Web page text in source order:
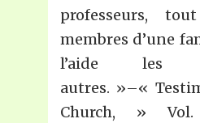
professeurs,
membres d’une
l’aide les
autres. »–«
Church, »